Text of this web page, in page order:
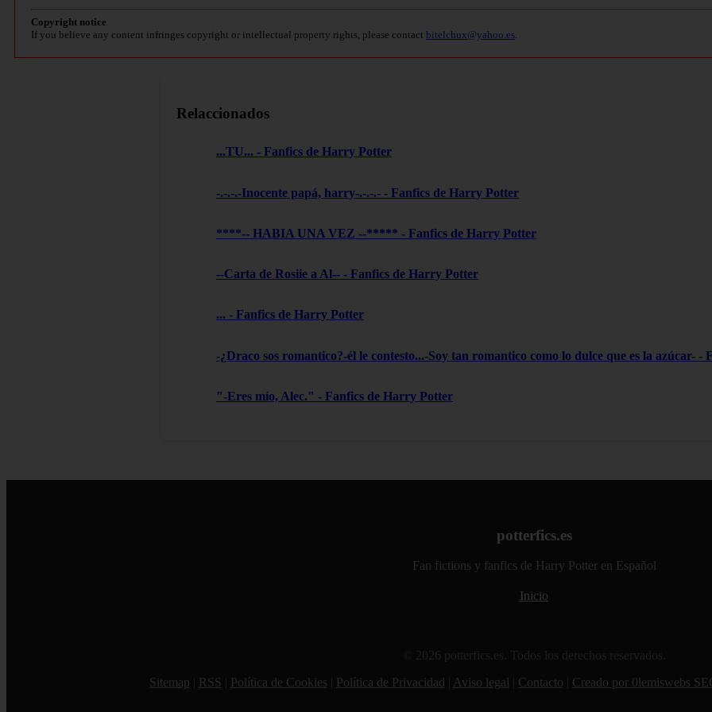
Copyright notice
If you believe any content infringes copyright or intellectual property rights, please contact bitelchux@yahoo.es
Relaccionados
...TU... - Fanfics de Harry Potter
-.-.-.-Inocente papá, harry-.-.-.- - Fanfics de Harry Potter
****-- HABIA UNA VEZ --***** - Fanfics de Harry Potter
--Carta de Rosiie a Al-- - Fanfics de Harry Potter
... - Fanfics de Harry Potter
-¿Draco sos romantico?-él le contesto...-Soy tan romantico como lo dulce que es la azúcar-
"-Eres mío, Alec." - Fanfics de Harry Potter
potterfics.es
Fan fictions y fanfics de Harry Potter en Español
Inicio
© 2026 potterfics.es. Todos los derechos reservados.
Sitemap
RSS Política de Cookies Política de Privacidad Aviso legal Contacto Creado por 0lemiswebs